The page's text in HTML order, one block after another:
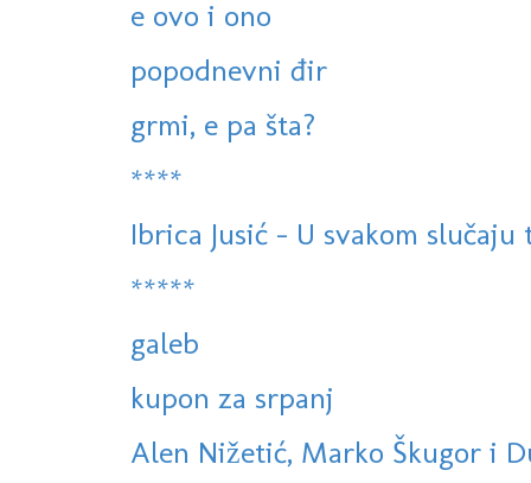
e ovo i ono
popodnevni đir
grmi, e pa šta?
****
Ibrica Jusić - U svakom
*****
galeb
kupon za srpanj
Alen Nižetić, Marko Škugor i